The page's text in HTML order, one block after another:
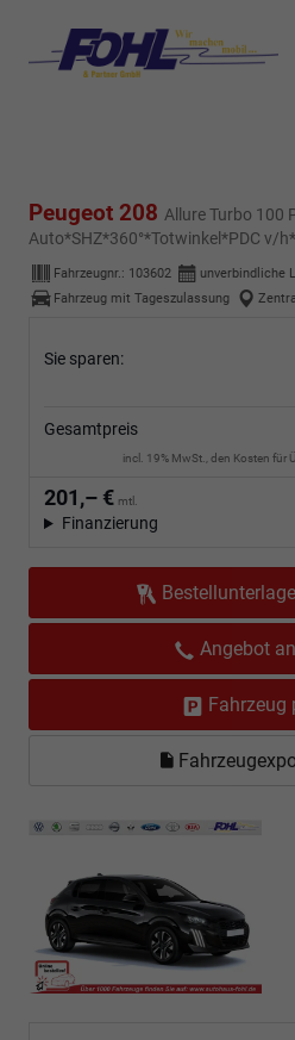
Peugeot 208 Allure Turbo 100
Auto*SHZ*360°*Totwinkel*PDC v/
Fahrzeugnr.: 103602 unverbindliche
Fahrzeug mit Tageszulassung
Sie sparen:
Gesamtpreis
incl. 19% MwSt., den Kosten für
201,– € mtl.
Finanzierung
Angebot
Fahrzeug